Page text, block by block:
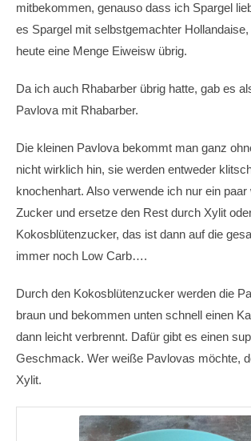
mitbekommen, genauso dass ich Spargel
es Spargel mit selbstgemachter
heute eine Menge Eiweisw übrig.
Da ich auch Rhabarber übrig hatte, gab es
Pavlova mit Rhabarber.
Die kleinen Pavlova bekommt man ganz
nicht wirklich hin, sie werden entweder
knochenhart. Also verwende ich nur ein paar
Zucker und ersetze den Rest durch Xylit
Kokosblütenzucker, das ist dann auf die
immer noch Low Carb….
Durch den Kokosblütenzucker werden die
braun und bekommen unten schnell einen
dann leicht verbrennt. Dafür gibt es einen
Geschmack. Wer weiße Pavlovas möchte,
Xylit.